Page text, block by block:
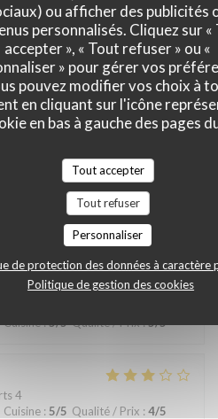
ou afficher des publicités
personnalisés. Cliquez sur «
accepter », « Tout refuser » ou «
» pour gérer vos
pouvez modifier vos choix à
en cliquant sur l'icône
en bas à gauche des pages
Tout accepter
Tout refuser
Personnaliser
de protection des données à caractère
Politique de gestion des cookies
nos clients
2
Cuisine: 5/5 Qualité / Prix:5/5
y allions manger et j' y
magnifique, j' y ai super
que c était lui) très
2
Cuisine:5/5 Qualité / Prix:5/5
4
Cuisine : 5/5 Qualité / Prix : 4/5